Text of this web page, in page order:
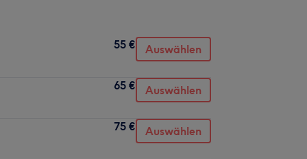
55 € Auswählen
65 € Auswählen
75 € Auswählen